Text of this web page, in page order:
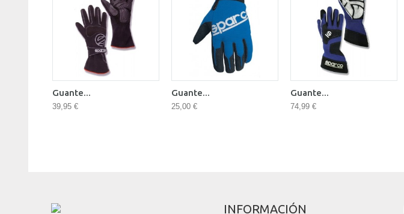
Guante...
39,95 €
Guante...
25,00 €
Guante...
74,99 €
INFORMACIÓN